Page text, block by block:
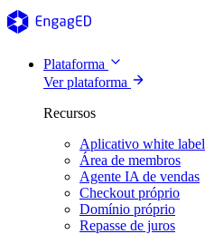
Plataforma
Ver plataforma
Recursos
Aplicativo white label
Área de membros
Agente IA de vendas
Checkout próprio
Domínio próprio
Repasse de juros